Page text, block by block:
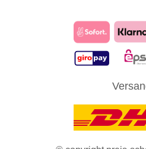
zu Ihren Rechten als
Cookies zu akzeptieren und direkt
ZUSTIMMUNG